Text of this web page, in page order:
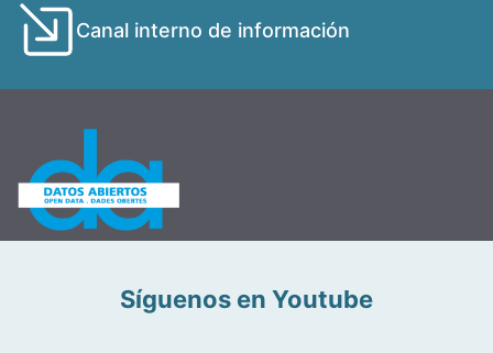
Canal interno de información
Síguenos en Youtube